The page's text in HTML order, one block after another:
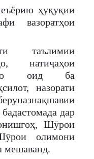
ҳуқуқии
вазоратҳои
таълимии
натиҷаҳои
оид ба
назорати
дар
Шӯрои
олимони
мешаванд.